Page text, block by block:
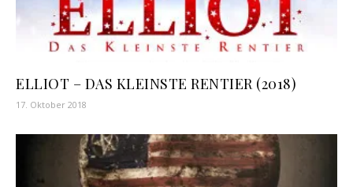
ELLIOT – DAS KLEINSTE RENTIER (2018)
17. Oktober 2018